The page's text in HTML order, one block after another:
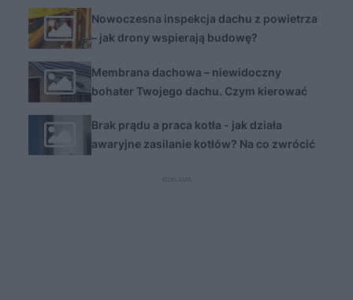
Nowoczesna inspekcja dachu z powietrza
– jak drony wspierają budowę?
Membrana dachowa – niewidoczny
bohater Twojego dachu. Czym kierować
lata?
Brak prądu a praca kotła - jak działa
awaryjne zasilanie kotłów? Na co zwrócić